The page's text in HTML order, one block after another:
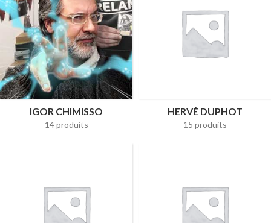
IGOR CHIMISSO
14 produits
HERVÉ DUPHOT
15 produits